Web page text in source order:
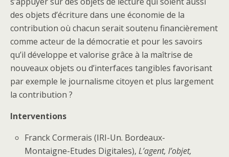
des objets d’écriture dans une économie de la
contribution où chacun serait soutenu financièrement
comme acteur de la démocratie et pour les savoirs
qu’il développe et valorise grâce à la maîtrise de
nouveaux objets ou d’interfaces tangibles favorisant
par exemple le journalisme citoyen et plus largement
la contribution ?
Interventions
Franck Cormerais (IRI-Un. Bordeaux-
Montaigne-Etudes Digitales),L’agent, l’objet,